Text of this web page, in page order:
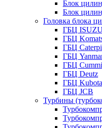
Блок
Блок
Головка блока
ГБЦ
ГБЦ
ГБЦ
ГБЦ
ГБЦ
ГБЦ Deutz
ГБЦ Kubota
ГБЦ JCB
Турбины